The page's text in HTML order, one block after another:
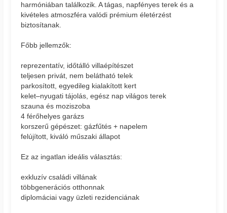
harmóniában találkozik. A tágas, napfényes terek és a
kivételes atmoszféra valódi prémium életérzést
biztosítanak.
Főbb jellemzők:
reprezentatív, időtálló villaépítészet
teljesen privát, nem belátható telek
parkosított, egyedileg kialakított kert
kelet–nyugati tájolás, egész nap világos terek
szauna és moziszoba
4 férőhelyes garázs
korszerű gépészet: gázfűtés + napelem
felújított, kiváló műszaki állapot
Ez az ingatlan ideális választás:
exkluzív családi villának
többgenerációs otthonnak
diplomáciai vagy üzleti rezidenciának